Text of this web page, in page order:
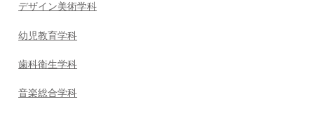
デザイン美術学科
幼児教育学科
歯科衛生学科
音楽総合学科